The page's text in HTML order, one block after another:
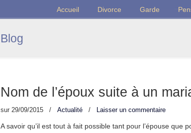
Accueil Divorce Garde
Blog
Nom de l’époux suite à un
sur 29/09/2015 / Actualité / Laisser un commentaire
A savoir qu’il est tout à fait possible tant pour l’épouse que